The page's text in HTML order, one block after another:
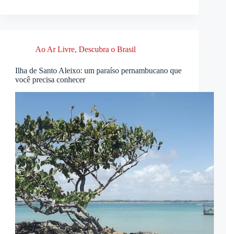
Ao Ar Livre, Descubra o Brasil
Ilha de Santo Aleixo: um paraíso pernambucano que
você precisa conhecer